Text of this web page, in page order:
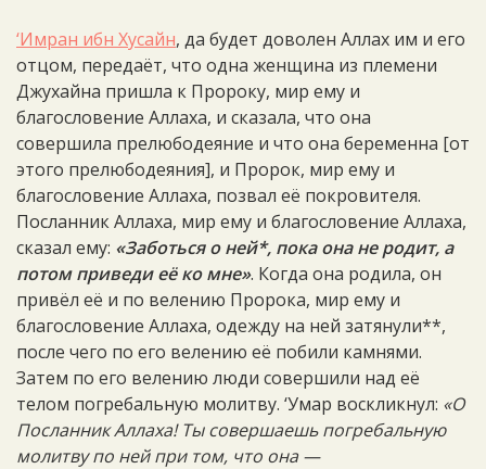
‘Имран ибн Хусайн, да будет доволен Аллах им и его
отцом, передаёт, что одна женщина из племени
Джухайна пришла к Пророку, мир ему и
благословение Аллаха, и сказала, что она
совершила прелюбодеяние и что она беременна [от
этого прелюбодеяния], и Пророк, мир ему и
благословение Аллаха, позвал её покровителя.
Посланник Аллаха, мир ему и благословение Аллаха,
сказал ему: «Заботься о ней*, пока она не родит, а
потом приведи её ко мне». Когда она родила, он
привёл её и по велению Пророка, мир ему и
благословение Аллаха, одежду на ней затянули**,
после чего по его велению её побили камнями.
Затем по его велению люди совершили над её
телом погребальную молитву. ‘Умар воскликнул: «О
Посланник Аллаха! Ты совершаешь погребальную
молитву по ней при том, что она —